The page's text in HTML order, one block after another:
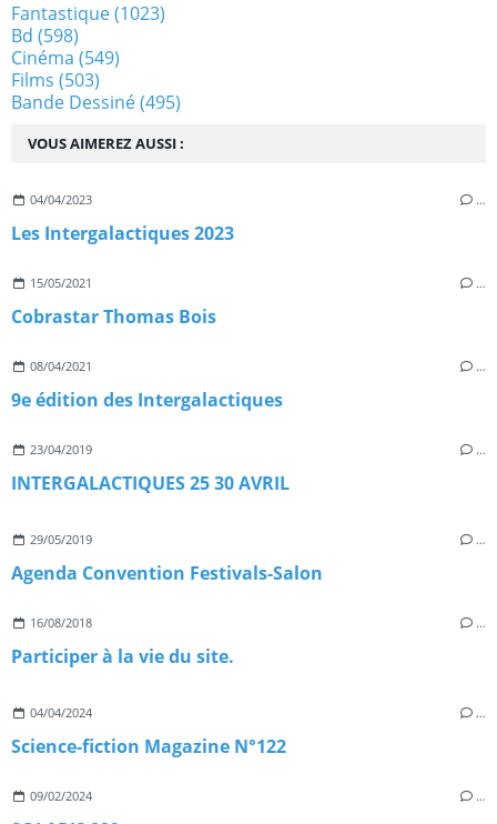
VOUS AIMEREZ AUSSI :
04/04/2023 …
Les Intergalactiques 2023
15/05/2021 …
Cobrastar Thomas Bois
08/04/2021 …
9e édition des Intergalactiques
23/04/2019 …
INTERGALACTIQUES 25 30 AVRIL
29/05/2019 …
Agenda Convention Festivals-Salon
16/08/2018 …
Participer à la vie du site.
04/04/2024 …
Science-fiction Magazine N°122
09/02/2024 …
Fantastique(1023)
Bd (598)
Cinéma (549)
Films (503)
Bande Dessiné(495)